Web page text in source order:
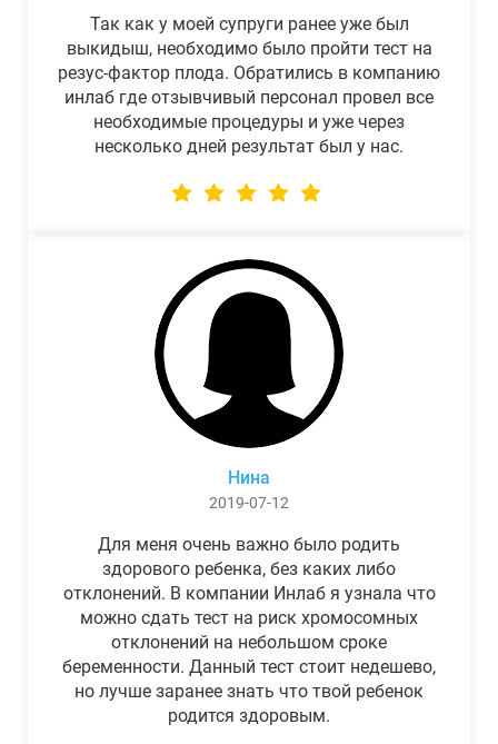
Так как у моей супруги ранее уже был
выкидыш, необходимо было пройти тест на
резус-фактор плода. Обратились в компанию
инлаб где отзывчивый персонал провел все
необходимые процедуры и уже через
несколько дней результат был у нас.
Нина
2019-07-12
Для меня очень важно было родить
здорового ребенка, без каких либо
отклонений. В компании Инлаб я узнала что
можно сдать тест на риск хромосомных
отклонений на небольшом сроке
беременности. Данный тест стоит недешево,
но лучше заранее знать что твой ребенок
родится здоровым.